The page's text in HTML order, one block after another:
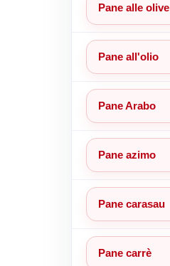
Pane alle olive
Pane all'olio
Pane Arabo
Pane azimo
Pane carasau
Pane carrè